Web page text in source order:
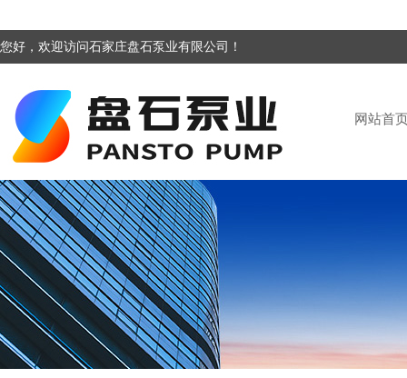
您好，欢迎访问石家庄盘石泵业有限公司！
网站首